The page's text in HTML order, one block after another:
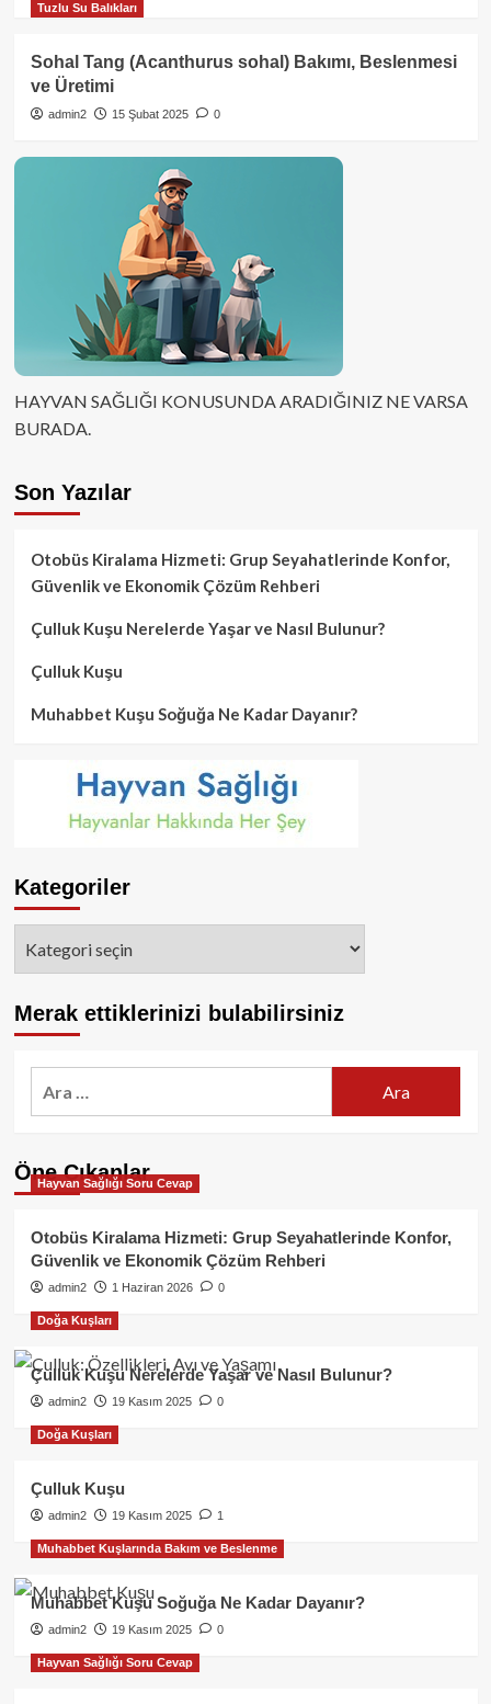
Tuzlu Su Balıkları
Sohal Tang (Acanthurus sohal) Bakımı, Beslenmesi
ve Üretimi
admin2 15 Şubat 2025 0
HAYVAN SAĞLIĞI KONUSUNDA ARADIĞINIZ NE VARSA
BURADA.
Son Yazılar
Otobüs Kiralama Hizmeti: Grup Seyahatlerinde Konfor,
Güvenlik ve Ekonomik Çözüm Rehberi
Çulluk Kuşu Nerelerde Yaşar ve Nasıl Bulunur?
Çulluk Kuşu
Muhabbet Kuşu Soğuğa Ne Kadar Dayanır?
Kategoriler
Merak ettiklerinizi bulabilirsiniz
Öne Çıkanlar
Hayvan Sağlığı Soru Cevap
Otobüs Kiralama Hizmeti: Grup Seyahatlerinde Konfor,
Güvenlik ve Ekonomik Çözüm Rehberi
admin2 1 Haziran 2026 0
Doğa Kuşları
Çulluk Kuşu Nerelerde Yaşar ve Nasıl Bulunur?
admin2 19 Kasım 2025 0
Doğa Kuşları
Çulluk Kuşu
admin2 19 Kasım 2025 1
Muhabbet Kuşlarında Bakım ve Beslenme
Muhabbet Kuşu Soğuğa Ne Kadar Dayanır?
admin2 19 Kasım 2025 0
Hayvan Sağlığı Soru Cevap